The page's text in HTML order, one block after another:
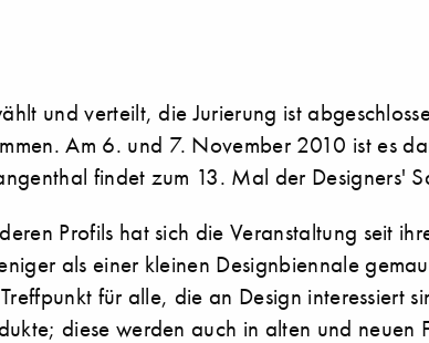
und verteilt, die Jurierung ist
Am 6. und 7. November 2010 ist es
findet zum 13. Mal der Designers'
Profils hat sich die Veranstaltung seit
als einer kleinen Designbiennale
für alle, die an Design interessiert
diese werden auch in alten und neuen